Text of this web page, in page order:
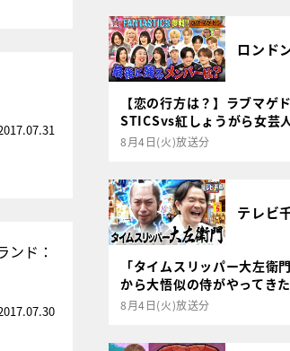
ンド：
ロンド
【恋の行方は？】ラブマゲ
STICSvs紅しょうがら女芸
8月4日(火)放送分
テレビ
「タイムスリッパー大左衛
から大悟似の侍がやってき
8月4日(火)放送分